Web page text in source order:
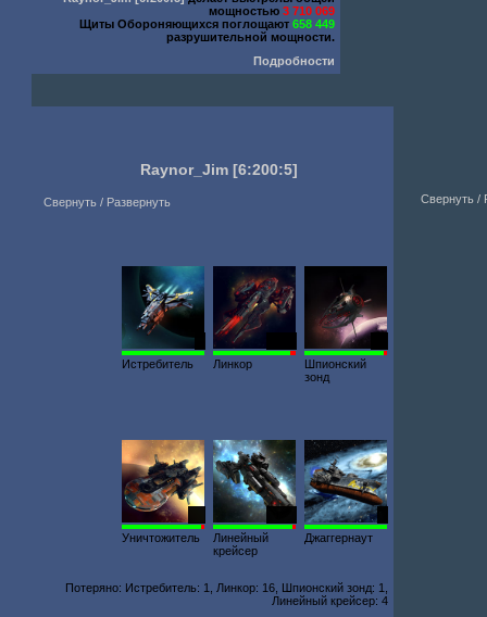
мощностью3 710 069
Щиты Обороняющихся поглощают658 449
разрушительной мощности.
Подробности
Raynor_Jim [6:200:5]
Свернуть / Развернуть
Истребитель
Линкор
Шпионский
зонд
Уничтожитель
Линейный
крейсер
Джаггернаут
Потеряно: Истребитель: 1, Линкор: 16, Шпионский зонд: 1,
Линейный крейсер: 4
Свернуть /